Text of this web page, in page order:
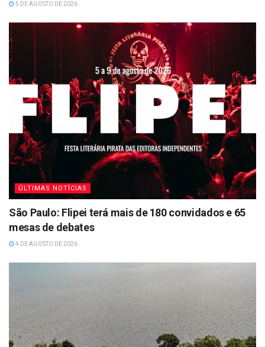
5 DE AGOSTO DE 2026
ÚLTIMAS NOTÍCIAS
São Paulo: Flipei terá mais de 180 convidados e 65
mesas de debates
4 DE AGOSTO DE 2026